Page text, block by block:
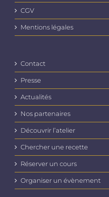
CGV
Mentions légales
Contact
Presse
Actualités
Nos partenaires
Découvrir l’atelier
Chercher une recette
Réserver un cours
Organiser un évènement